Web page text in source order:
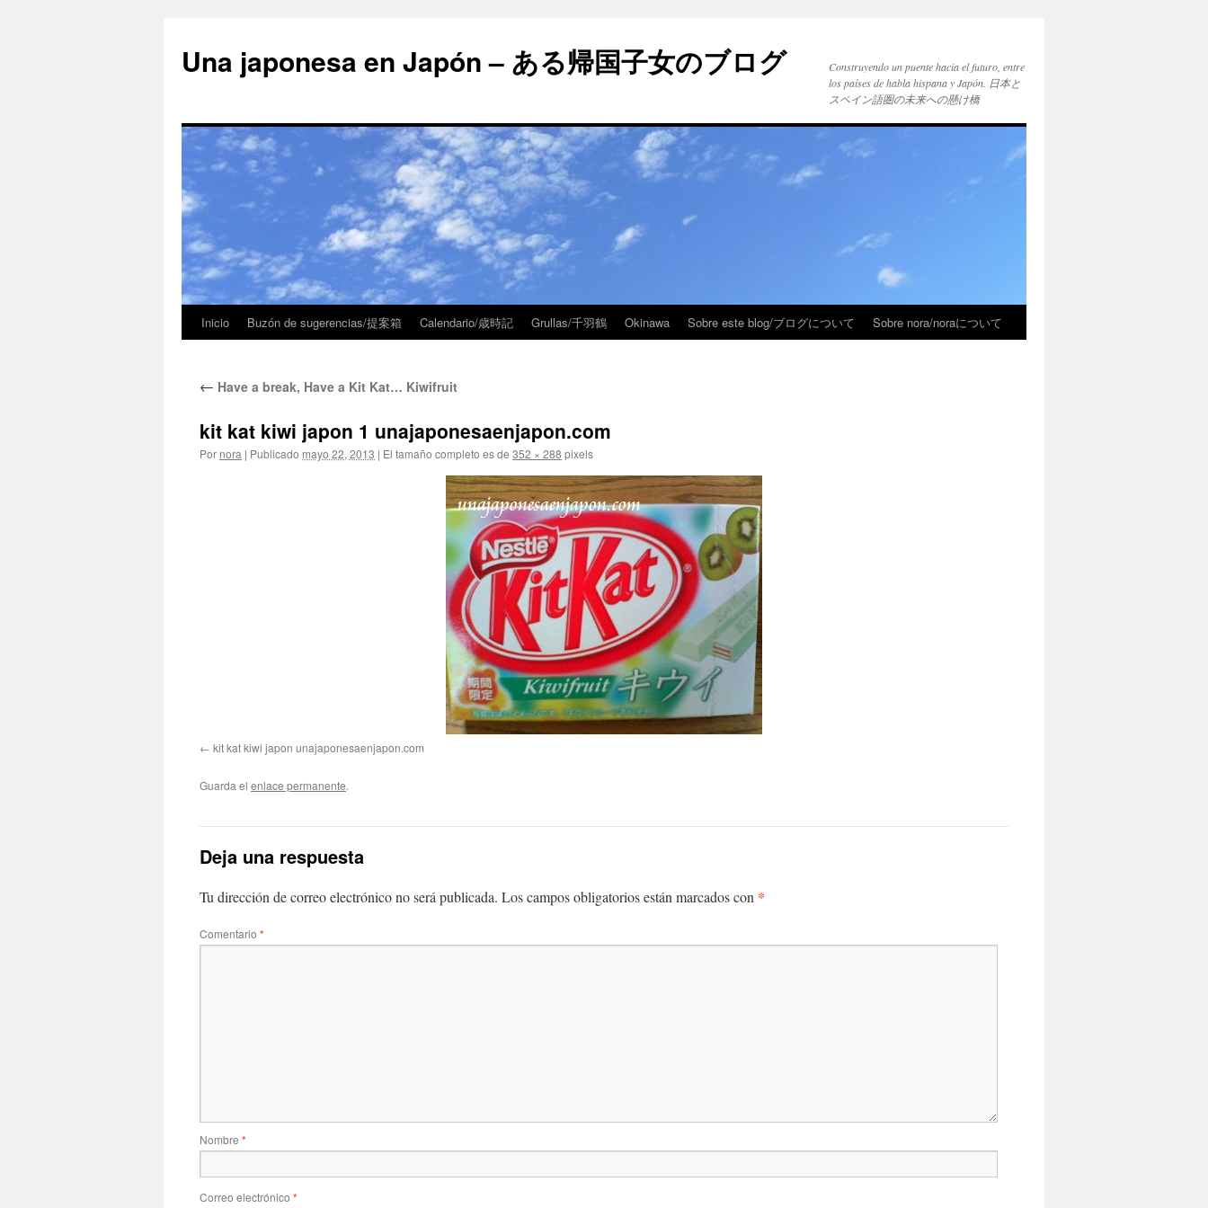
Una japonesa en Japón – ある帰国子女のブログ
Construyendo un puente hacia el futuro, entre
los países de habla hispana y Japón. 日本と
スペイン語圏の未来への懸け橋
Inicio Buzón de sugerencias/提案箱 Calendario/歳時記 Grullas/千羽鶴 Okinawa Sobre este blog/ブログについて Sobre nora/noraについて
← Have a break, Have a Kit Kat… Kiwifruit
kit kat kiwi japon 1 unajaponesaenjapon.com
Por nora | Publicado mayo 22, 2013 | El tamaño completo es de 352 × 288 pixels
kit kat kiwi japon unajaponesaenjapon.com
Guarda el enlace permanente.
Deja una respuesta
Tu dirección de correo electrónico no será publicada. Los campos obligatorios están marcados con *
Comentario *
Nombre *
Correo electrónico *